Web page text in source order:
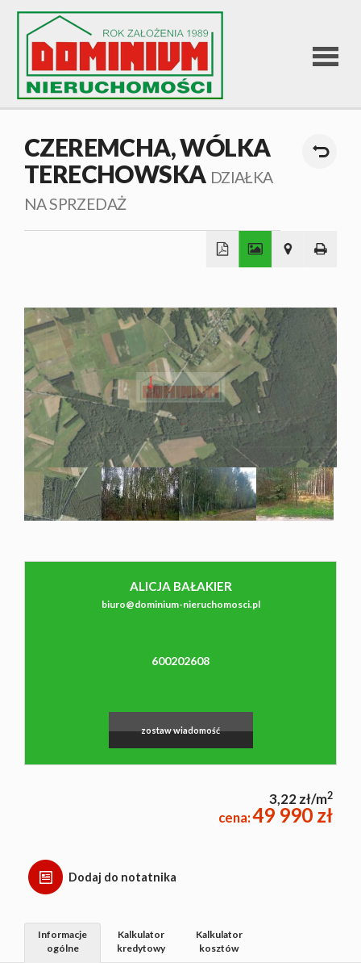
STRONA
OFERTA
NAJMU
O NAS
CO
WARTO
CZEREMCHA,WÓLKA
TERECHOWSKA DZIAŁKA
NA SPRZEDAŻ
−
Leaflet|©OpenStreetMap
ALICJA BAŁAKIER
biuro@dominium-nieruchomosci.pl
600202608
zostaw wiadomość
3,22 zł/m2
cena:49 990 zł
Dodaj do notatnika
Informacje
ogólne
Kalkulator
kredytowy
Kalkulator
kosztów